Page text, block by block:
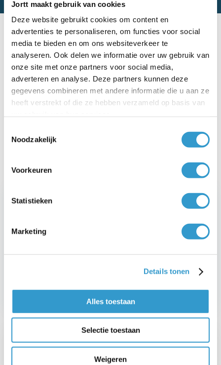
Jortt maakt gebruik van cookies
Deze website gebruikt cookies om content en
advertenties te personaliseren, om functies voor social
media te bieden en om ons websiteverkeer te
analyseren. Ook delen we informatie over uw gebruik van
onze site met onze partners voor social media,
adverteren en analyse. Deze partners kunnen deze
gegevens combineren met andere informatie die u aan ze
heeft verstrekt of die ze hebben verzameld op basis van
Noodzakelijk
Voorkeuren
Statistieken
Marketing
Details tonen
Alles toestaan
Selectie toestaan
Weigeren
Salarisadministratie
Gebruikelijk loon en dga-
loonstrook